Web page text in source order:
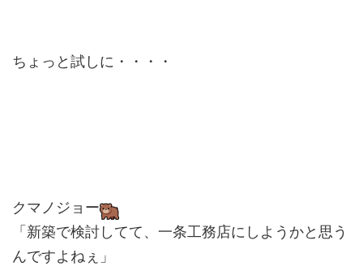
ちょっと試しに・・・・
クマノジョー
「新築で検討してて、一条工務店にしようかと思う
んですよねぇ」